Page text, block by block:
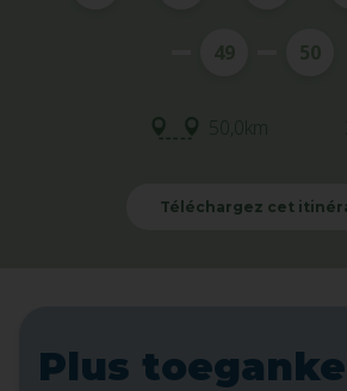
49 50
50,0km
Téléchargez cet
Plus